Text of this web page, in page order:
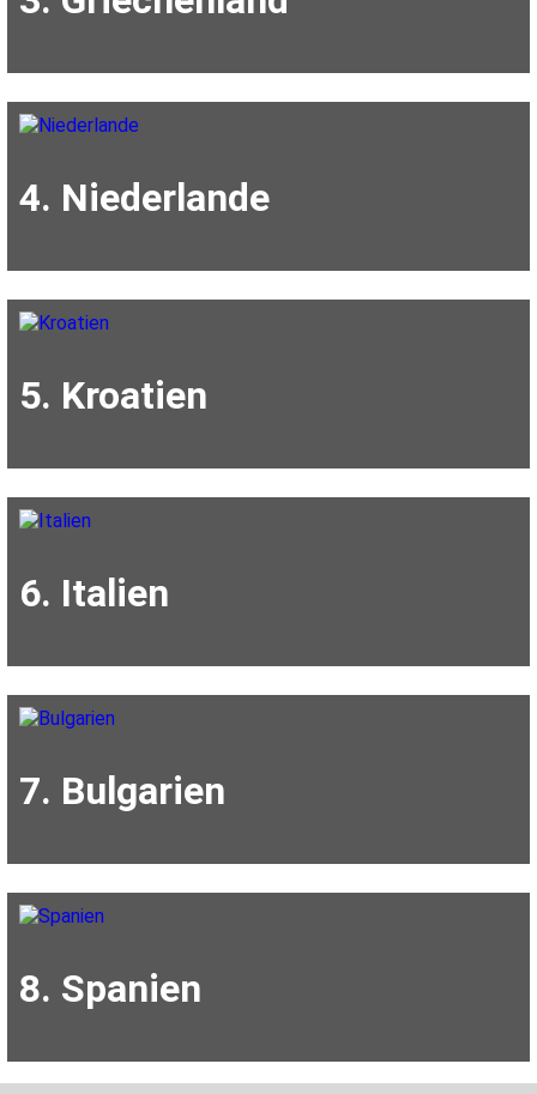
4. Niederlande
5. Kroatien
6. Italien
7. Bulgarien
8. Spanien